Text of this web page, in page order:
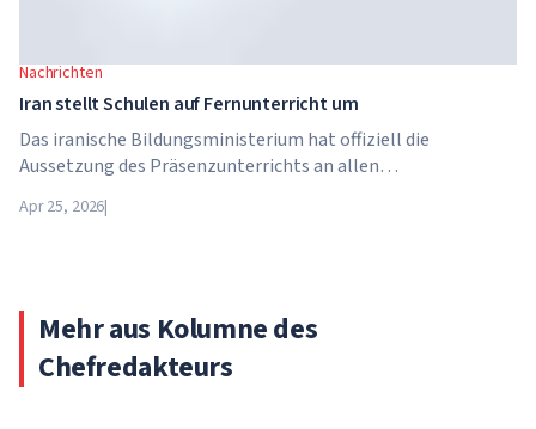
Nachrichten
Iran stellt Schulen auf Fernunterricht um
Das iranische Bildungsministerium hat offiziell die
Aussetzung des Präsenzunterrichts an allen
21. April wechseln Schulen, Hochschulen und Universitäten
Apr 25, 2026|
Mehr aus Kolumne des
Chefredakteurs